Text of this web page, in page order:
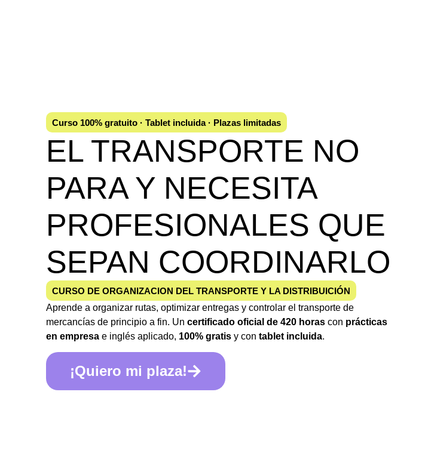
Curso 100% gratuito · Tablet incluida · Plazas limitadas
EL TRANSPORTE NO
PARA Y NECESITA
PROFESIONALES QUE
SEPAN COORDINARLO
CURSO DE ORGANIZACION DEL TRANSPORTE Y LA DISTRIBUICIÓN
Aprende a organizar rutas, optimizar entregas y controlar el transporte de
mercancías de principio a fin. Uncertificado oficial de 420 horas con prácticas
en empresa e inglés aplicado, 100% gratis y contablet incluida.
¡Quiero mi plaza!